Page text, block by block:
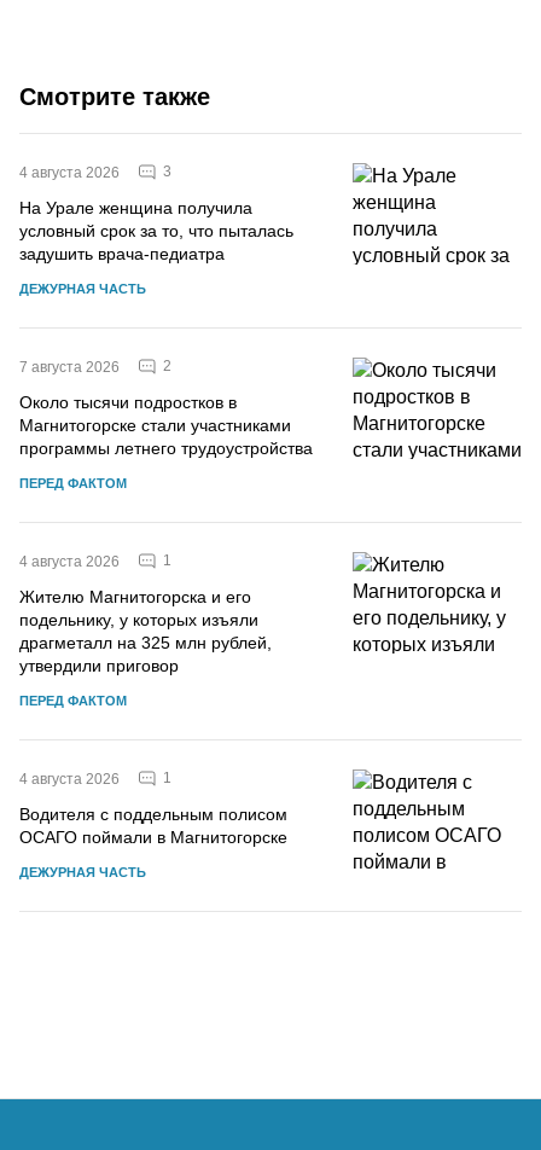
Смотрите также
4 августа 2026 3
На Урале женщина получила
условный срок за то, что пыталась
задушить врача-педиатра
ДЕЖУРНАЯ ЧАСТЬ
7 августа 2026 2
Около тысячи подростков в
Магнитогорске стали участниками
программы летнего трудоустройства
ПЕРЕД ФАКТОМ
4 августа 2026 1
Жителю Магнитогорска и его
подельнику, у которых изъяли
драгметалл на 325 млн рублей,
утвердили приговор
ПЕРЕД ФАКТОМ
4 августа 2026 1
Водителя с поддельным полисом
ОСАГО поймали в Магнитогорске
ДЕЖУРНАЯ ЧАСТЬ